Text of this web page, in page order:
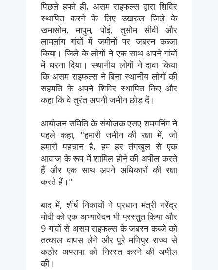
पिछले हफ्ते ही, असम राइफल्स द्वारा शिविर
स्थापित करने के लिए उखरुल जिले के
खमासोम, मापुम, पोई, तुसोम सीवी और
लामलांग गांवों में जमीनों पर जबरन कब्जा
किया। जिले के लोगों ने एक साथ अपने गांवों
में धरना दिया। स्थानीय लोगों ने दावा किया
कि असम राइफल्स ने बिना स्थानीय लोगों की
सहमति के अपने शिविर स्थापित किए और
कहा कि वे तुरंत अपनी जमीन छोड़ दें।
आयोजन समिति के संयोजक एसए रामगनिंग ने
पहले कहा, "हमारी जमीन की रक्षा में, जो
हमारी पहचान है, हम हर तंगखुल से एक
आवाज के रूप में शामिल होने की अपील करते
हैं और एक साथ अपने अधिकारों की रक्षा
करते हैं।"
बाद में, शीर्ष निकायों ने प्रधान मंत्री नरेंद्र
मोदी को एक अभ्यावेदन भी प्रस्तुत किया और
9 गांवों से असम राइफल्स के जबरन कब्जे को
तत्काल वापस लेने और पूरे मणिपुर राज्य से
कठोर अफ्सपा को निरस्त करने की अपील
की।